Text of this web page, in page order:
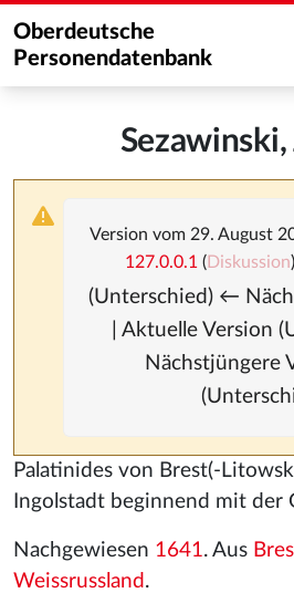
Oberdeutsche
Personendatenbank
Sezawinski,
Version vom 29. August
127.0.0.1 (Diskussion)
(Unterschied) ←
| Aktuelle Version
Nächstjüngere
Palatinides von Brest(-
Ingolstadt beginnend mit der
Nachgewiesen 1641. Aus
Weissrussland .